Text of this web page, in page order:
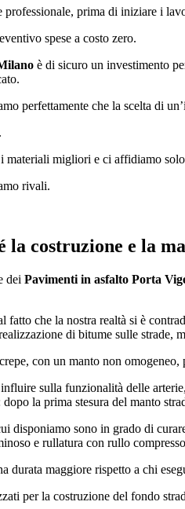
professionale, prima di iniziare i
spese a costo zero.
è di sicuro un investimento
perfettamente che la scelta di
migliori e ci affidiamo
rivali.
la costruzione e la
dei Pavimenti in asfalto Porta
che la nostra realtà si è
di bitume sulle strade,
con un manto non
sulla funzionalità delle
la prima stesura del manto
disponiamo sono in grado di
e rullatura con rullo
durata maggiore rispetto a chi
per la costruzione del fondo